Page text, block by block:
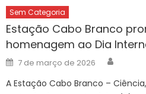
Sem Categoria
Estação Cabo Branco
homenagem ao Dia
Posted
on
7 de março de 2026
A Estação Cabo Branco –